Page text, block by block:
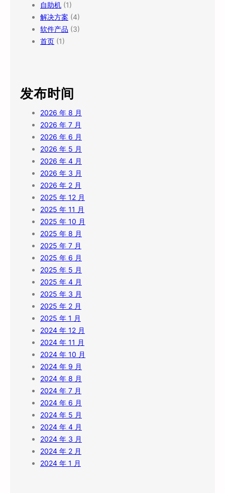
自助机 (1)
解决方案 (4)
软件产品 (3)
首页 (1)
发布时间
2026 年 8 月
2026 年 7 月
2026 年 6 月
2026 年 5 月
2026 年 4 月
2026 年 3 月
2026 年 2 月
2025 年 12 月
2025 年 11 月
2025 年 10 月
2025 年 8 月
2025 年 7 月
2025 年 6 月
2025 年 5 月
2025 年 4 月
2025 年 3 月
2025 年 2 月
2025 年 1 月
2024 年 12 月
2024 年 11 月
2024 年 10 月
2024 年 9 月
2024 年 8 月
2024 年 7 月
2024 年 6 月
2024 年 5 月
2024 年 4 月
2024 年 3 月
2024 年 2 月
2024 年 1 月